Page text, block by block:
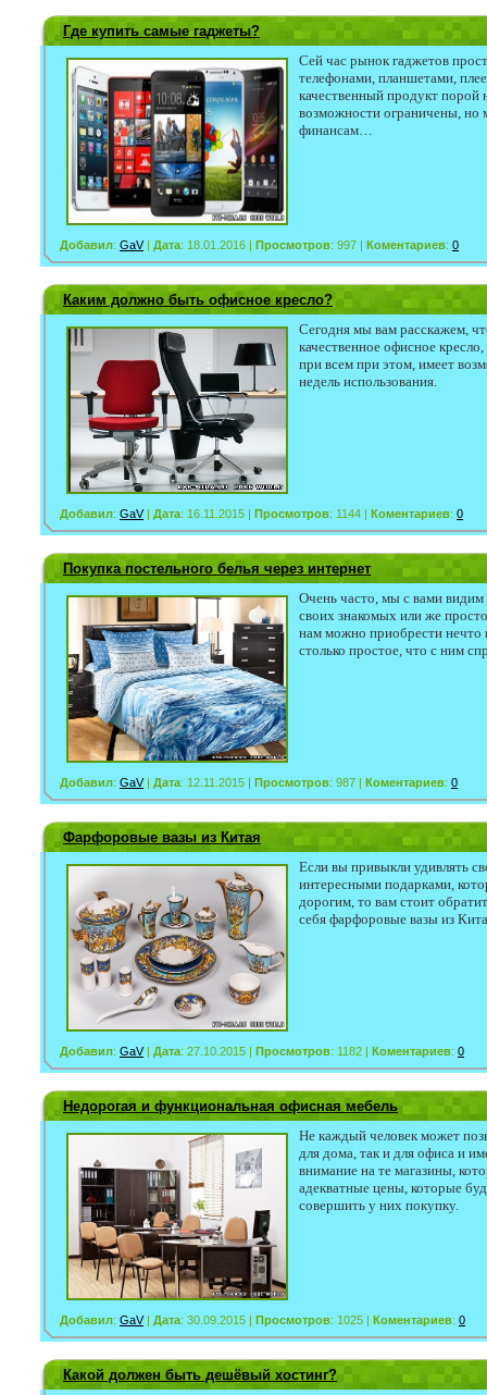
Где купить самые гаджеты?
Сей час рынок гаджетов
телефонами, планшетами,
качественный продукт порой
возможности ограничены, но
финансам…
Добавил: GaV| Дата: 18.01.2016 | Просмотров: 997 | Коментариев: 0
Каким должно быть офисное кресло?
Сегодня мы вам расскажем,
качественное офисное
при всем при этом, имеет
недель использования.
Добавил: GaV| Дата: 16.11.2015 | Просмотров: 1144 | Коментариев: 0
Покупка постельного белья через интернет
Очень часто, мы с вами видим
своих знакомых или же
нам можно приобрести нечто
столько простое, что с ним
Добавил: GaV| Дата: 12.11.2015 | Просмотров: 987 | Коментариев: 0
Фарфоровые вазы из Китая
Если вы привыкли удивлять
интересными подарками,
дорогим, то вам стоит
себя фарфоровые вазы из
Добавил: GaV| Дата: 27.10.2015 | Просмотров: 1182 | Коментариев: 0
Недорогая и функциональная офисная мебель
Не каждый человек может
для дома, так и для офиса и
внимание на те магазины,
адекватные цены, которые
совершить у них покупку.
Добавил: GaV| Дата: 30.09.2015 | Просмотров: 1025 | Коментариев: 0
Какой должен быть дешёвый хостинг?